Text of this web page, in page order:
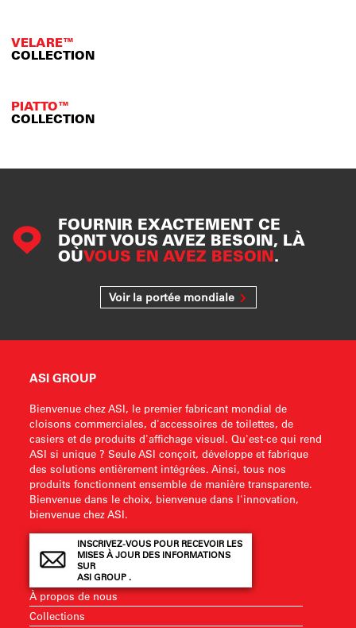
VELARE™
COLLECTION
PIATTO™
COLLECTION
FOURNIR EXACTEMENT CE
DONT VOUS AVEZ BESOIN, LÀ
OÙVOUS EN AVEZ BESOIN.
Voir la portée mondiale
ASI GROUP
Bienvenue chez ASI, le premier fabricant mondial de
cloisons commerciales, d'accessoires de toilettes, de
casiers et de produits d'affichage visuel. Qu'est-ce qui rend
ASI si unique ? Seule ASI conçoit, développe et fabrique
des solutions entièrement intégrées. Ainsi, tous nos
produits fonctionnent ensemble de manière transparente.
Bienvenue dans le choix, bienvenue dans l'innovation,
bienvenue chez ASI.
INSCRIVEZ-VOUS POUR RECEVOIR LES
MISES À JOUR DES INFORMATIONS
SUR
ASI GROUP .
À propos de nous
Collections